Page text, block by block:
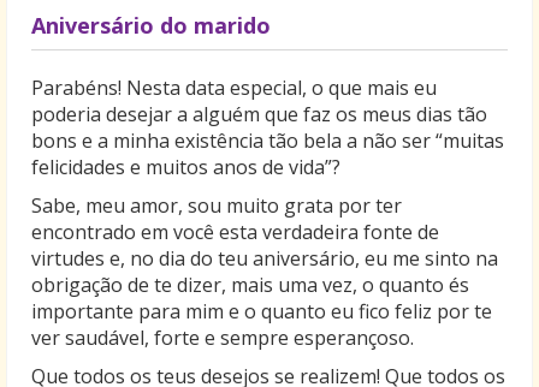
Aniversário do marido
Parabéns! Nesta data especial, o que mais eu
poderia desejar a alguém que faz os meus dias tão
bons e a minha existência tão bela a não ser “muitas
felicidades e muitos anos de vida”?
Sabe, meu amor, sou muito grata por ter
encontrado em você esta verdadeira fonte de
virtudes e, no dia do teu aniversário, eu me sinto na
obrigação de te dizer, mais uma vez, o quanto és
importante para mim e o quanto eu fico feliz por te
ver saudável, forte e sempre esperançoso.
Que todos os teus desejos se realizem! Que todos os